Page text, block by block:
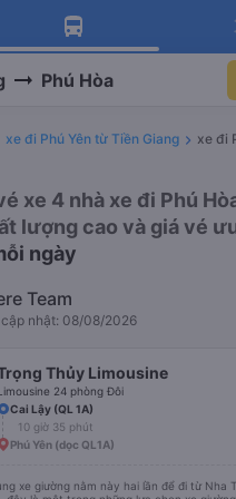
Tải app Vexere ngay!
Nhận ưu đãi thành viên độc
Tải app Vexere
-30k/ghế khi đặt vé máy bay
Phú Hòa
xe đi Phú Yên từ Tiền Giang
xe đi
xe 4 nhà xe đi Phú
lượng cao và giá vé
ngày
Team
nhật: 08/08/2026
Thủy Limousine
24 phòng Đôi
Cai Lậy (QL 1A)
10 giờ 35 phút
Phú Yên (dọc QL1A)
xe giường nằm này hai lần để đi từ Nha